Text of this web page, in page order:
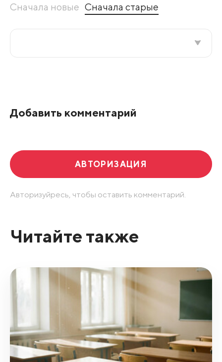
Сначала новые Сначала старые
Добавить комментарий
АВТОРИЗАЦИЯ
Авторизуйресь, чтобы оставить комментарий.
Читайте также